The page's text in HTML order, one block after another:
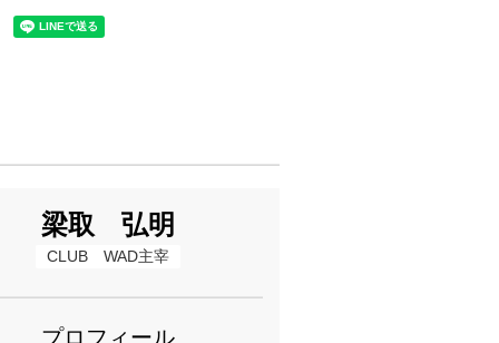
梁取 弘明
CLUB　WAD主宰
プロフィール